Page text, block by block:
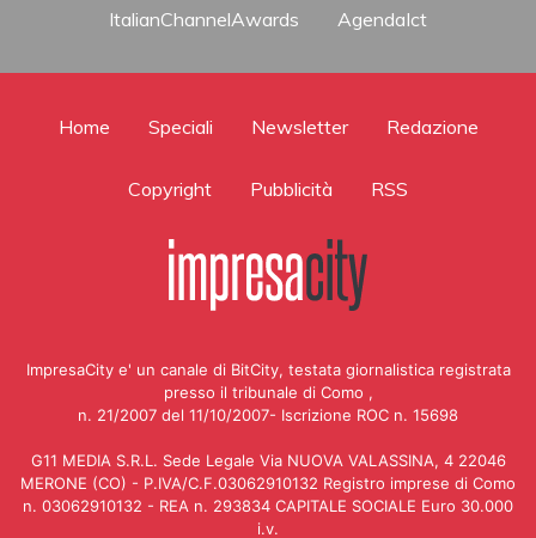
ItalianChannelAwards
AgendaIct
Home Speciali Newsletter Redazione
Copyright Pubblicità RSS
ImpresaCity e' un canale di BitCity, testata giornalistica registrata
presso il tribunale di Como ,
n. 21/2007 del 11/10/2007- Iscrizione ROC n. 15698
G11 MEDIA S.R.L. Sede Legale Via NUOVA VALASSINA, 4 22046
MERONE (CO) - P.IVA/C.F.03062910132 Registro imprese di Como
n. 03062910132 - REA n. 293834 CAPITALE SOCIALE Euro 30.000
i.v.